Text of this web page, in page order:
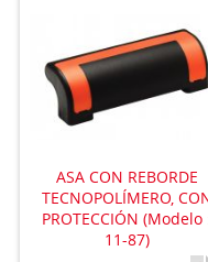
ASA CON REBORDE
TECNOPOLÍMERO,
PROTECCIÓN (Modelo
11-87)